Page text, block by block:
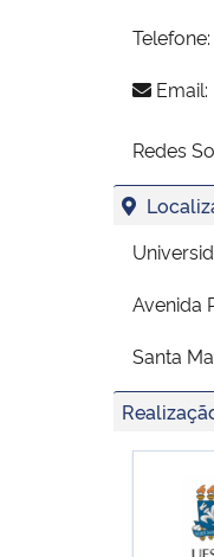
Email:
Redes
Avenida
Santa